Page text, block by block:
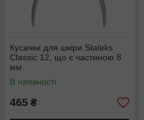
Кусачки для шкіри Staleks
Classic 12, що є частиною 8
мм
В наявності
465 ₴